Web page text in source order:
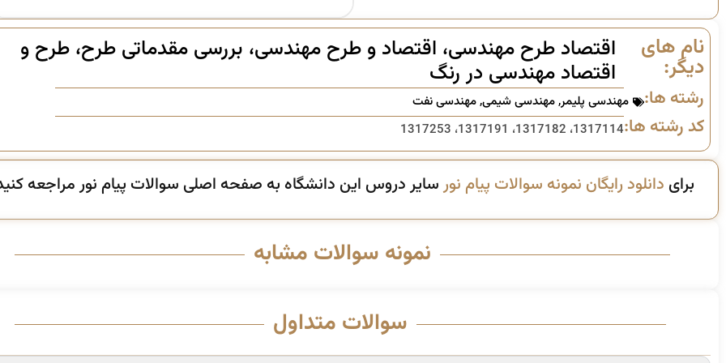
نام های
دیگر:
اقتصاد طرح مهندسی، اقتصاد و طرح مهندسی، بررسی مقدماتی طرح، طرح و
اقتصاد مهندسی در رنگ
رشته ها: مهندسی پلیمر,مهندسی شیمی,مهندسی نفت
کد رشته ها:1317114، 1317182، 1317191، 1317253
برای دانلود رایگان نمونه سوالات پیام نورسایر دروس این دانشگاه به صفحه اصلی سوالات پیام نور مراجعه
نمونه سوالات مشابه
سوالات متداول